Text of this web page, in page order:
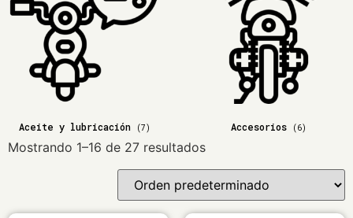
Aceite y lubricación (7) Accesorios (6)
Mostrando 1–16 de 27 resultados